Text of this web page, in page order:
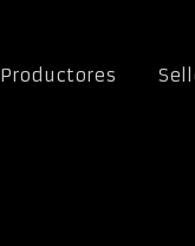
Productores